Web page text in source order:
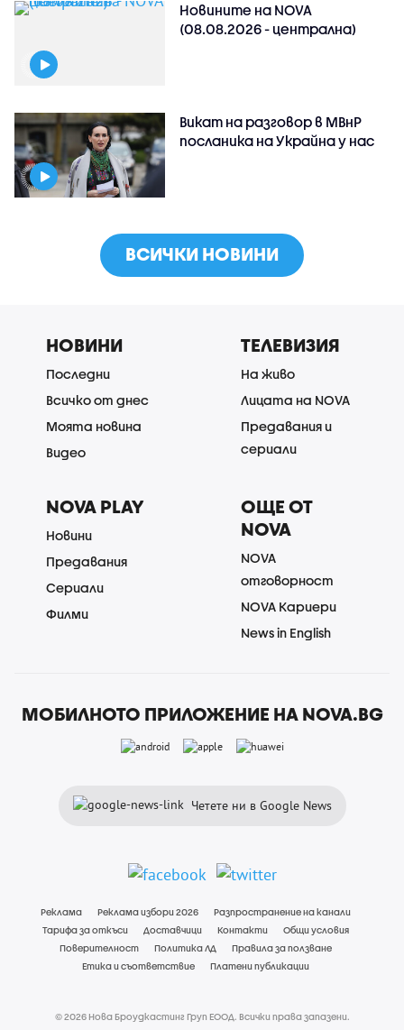
Новините на NOVA
(08.08.2026 - централна)
Викат на разговор в МВнР
посланика на Украйна у нас
ВСИЧКИ НОВИНИ
НОВИНИ
Последни
Всичко от днес
Моята новина
Видео
ТЕЛЕВИЗИЯ
На живо
Лицата на NOVA
Предавания и
сериали
NOVA PLAY
Новини
Предавания
Сериали
Филми
ОЩЕ ОТ
NOVA
NOVA
отговорност
NOVA Кариери
News in English
МОБИЛНОТО ПРИЛОЖЕНИЕ НА NOVA.BG
Четете ни в Google News
Реклама Реклама избори 2026
Разпространение на канали
Тарифа за откъси
Доставчици Контакти
Общи условия
Поверителност
Политика ЛД
Правила за ползване
Етика и съответствие
Платени публикации
© 2026 Нова Броудкастинг Груп ЕООД. Всички права запазени.